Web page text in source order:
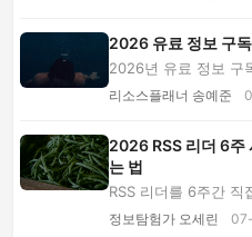
2026 유료 정보 구
2026년 유료 정보 구
산별로 비교합니다. 전
리소스플래너 송예준
2026 RSS 리더 6주
는 법
RSS 리더를 6주간 직
처 선정 기준, 하루 25
정보탐험가 오세린